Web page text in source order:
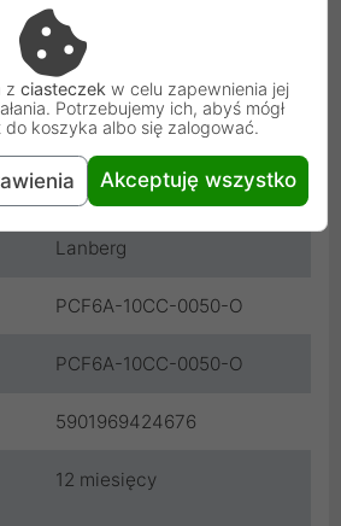
6A
S/FTP
Miedziowany
Lanberg
PCF6A-10CC-0050-O
PCF6A-10CC-0050-O
5901969424676
12 miesięcy
z ciasteczek w celu zapewnienia jej
Potrzebujemy ich, abyś mógł
koszyka albo się zalogować.
Akceptuję wszystko